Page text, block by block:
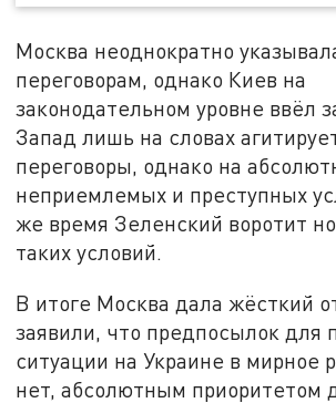
Москва неоднократно
переговорам, однако Киев на
законодательном уровне ввёл
Запад лишь на словах
переговоры, однако на
неприемлемых и преступных
же время Зеленский воротит
таких условий.
В итоге Москва дала жёсткий
заявили, что предпосылок для
ситуации на Украине в мирное
нет, абсолютным приоритетом